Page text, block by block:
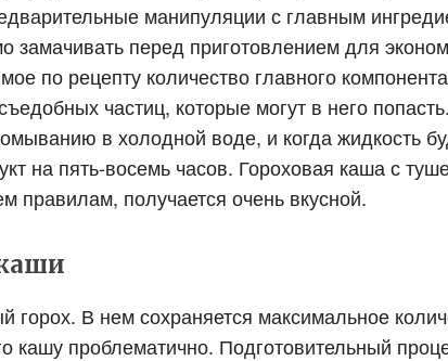
манипуляции с главным
замачивать перед приготовлением для
по рецепту количество главного
частиц, которые могут в него
в холодной воде, и когда жидкость
на пять-восемь часов. Гороховая каша с
правилам, получается очень вкусной.
В нем сохраняется максимальное
кашу проблематично. Подготовительный